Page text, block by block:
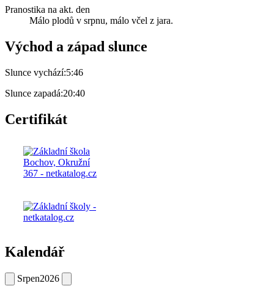
Pranostika na akt. den
Málo plodů v srpnu, málo včel z jara.
Východ a západ slunce
Slunce vychází:5:46
Slunce zapadá:20:40
Certifikát
Kalendář
Srpen2026